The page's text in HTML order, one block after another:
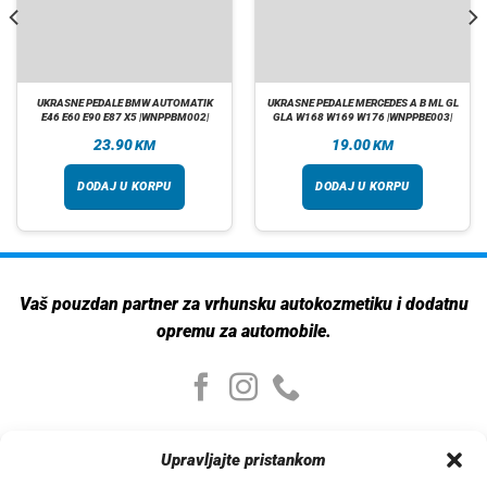
Upravljajte pristankom
UKRASNE PEDALE BMW AUTOMATIK
E46 E60 E90 E87 X5 |WNPPBM002|
23.90KM
DODAJ U KORPU
UKRASNE PEDALE MERCEDES A B ML GL
GLA W168 W169 W176 |WNPPBE003|
19.00KM
DODAJ U KORPU
Vaš pouzdan partner za vrhunsku autokozmetiku i dodatnu
opremu za automobile.
Moj nalog
Moj nalog